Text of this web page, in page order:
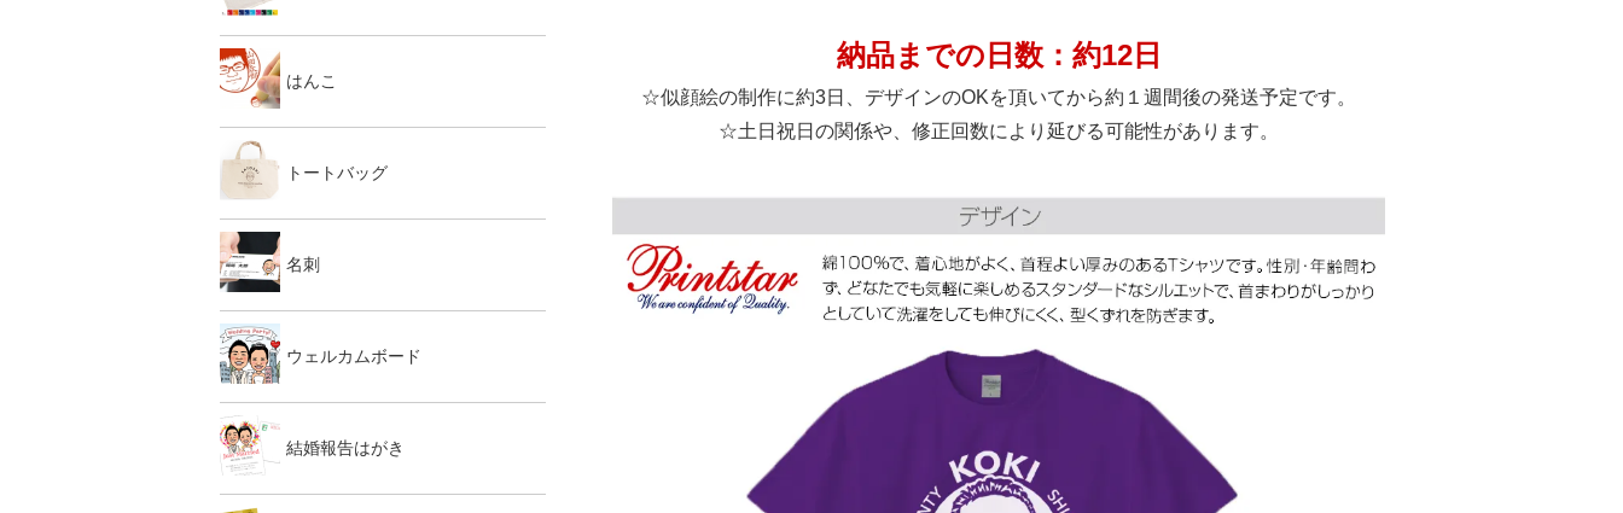
納品までの日数：約12日
☆似顔絵の制作に約3日、デザインのOKを頂いてから約１週間後の発送予定です。
☆土日祝日の関係や、修正回数により延びる可能性があります。
はんこ
トートバッグ
名刺
ウェルカムボード
結婚報告はがき